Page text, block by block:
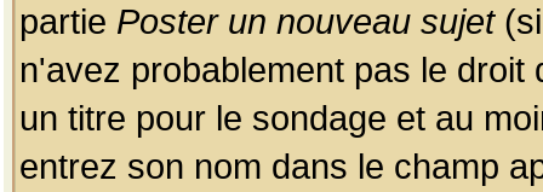
partie Poster un nouveau sujet(si
n'avez probablement pas le
un titre pour le sondage et au
entrez son nom dans le champ